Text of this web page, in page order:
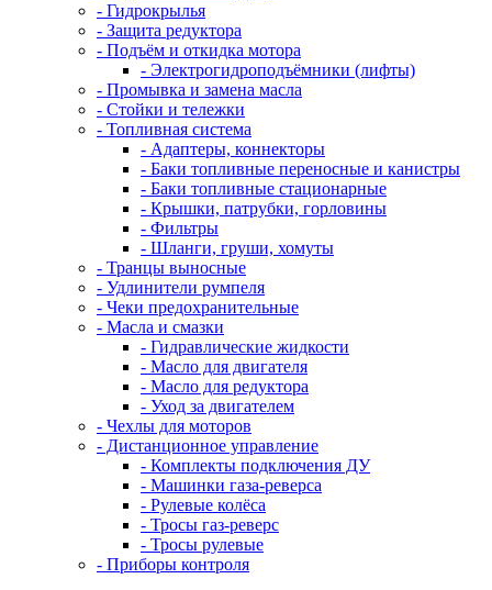
- Гидрокрылья
- Защита редуктора
- Подъём и откидка мотора
- Электрогидроподъёмники (лифты)
- Промывка и замена масла
- Стойки и тележки
- Топливная система
- Адаптеры, коннекторы
- Баки топливные переносные и канистры
- Баки топливные стационарные
- Крышки, патрубки, горловины
- Фильтры
- Шланги, груши, хомуты
- Транцы выносные
- Удлинители румпеля
- Чеки предохранительные
- Масла и смазки
- Гидравлические жидкости
- Масло для двигателя
- Масло для редуктора
- Уход за двигателем
- Чехлы для моторов
- Дистанционное управление
- Комплекты подключения ДУ
- Машинки газа-реверса
- Рулевые колёса
- Тросы газ-реверс
- Тросы рулевые
- Приборы контроля